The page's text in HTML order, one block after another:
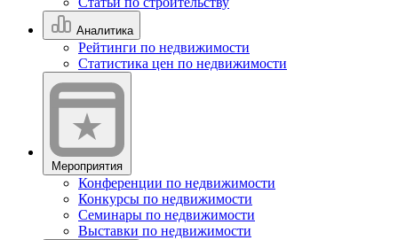
Аналитика
Рейтинги по недвижимости
Статистика цен по недвижимости
Мероприятия
Конференции по недвижимости
Конкурсы по недвижимости
Семинары по недвижимости
Выставки по недвижимости